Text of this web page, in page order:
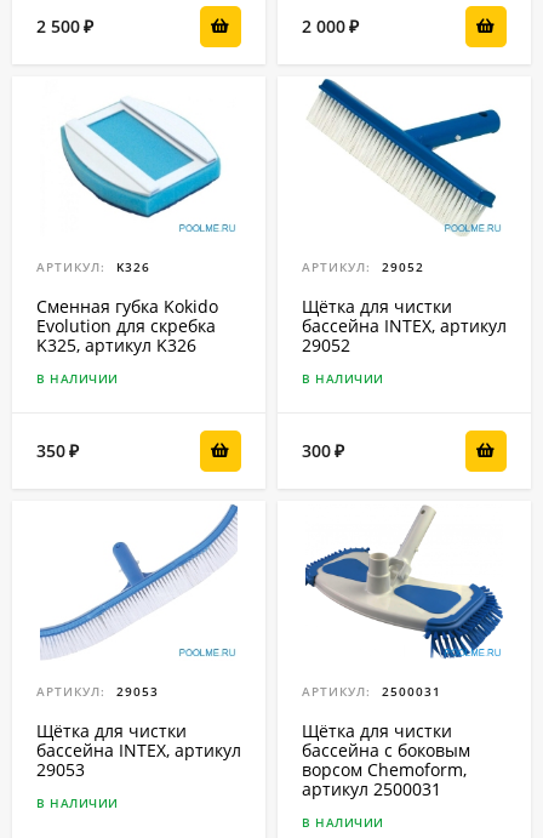
2 500₽ 2 000₽
АРТИКУЛ: K326
Сменная губка Kokido
Evolution для скребка
K325, артикул K326
В НАЛИЧИИ
350₽
АРТИКУЛ: 29052
Щётка для чистки
бассейна INTEX, артикул
29052
В НАЛИЧИИ
300₽
АРТИКУЛ: 29053
Щётка для чистки
бассейна INTEX, артикул
29053
В НАЛИЧИИ
АРТИКУЛ: 2500031
Щётка для чистки
бассейна с боковым
ворсом Chemoform,
артикул 2500031
В НАЛИЧИИ